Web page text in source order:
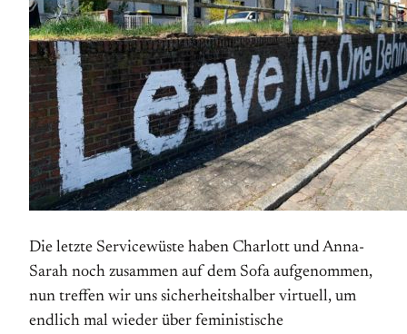
Die letzte Servicewüste haben Charlott und Anna-
Sarah noch zusammen auf dem Sofa aufgenommen,
nun treffen wir uns sicherheitshalber virtuell, um
endlich mal wieder über feministische